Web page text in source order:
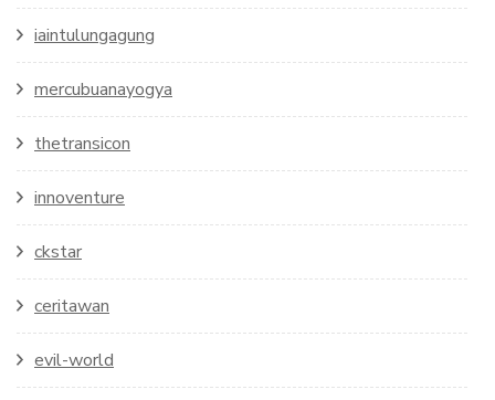
iaintulungagung
mercubuanayogya
thetransicon
innoventure
ckstar
ceritawan
evil-world